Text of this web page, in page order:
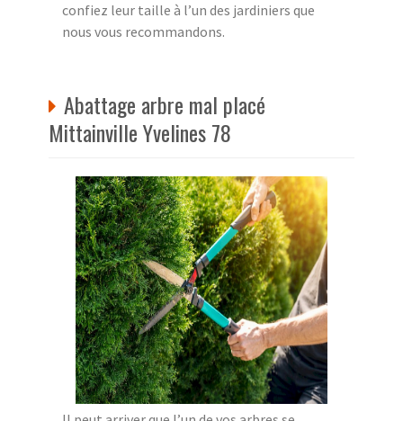
confiez leur taille à l’un des jardiniers que
nous vous recommandons.
Abattage arbre mal placé
Mittainville Yvelines 78